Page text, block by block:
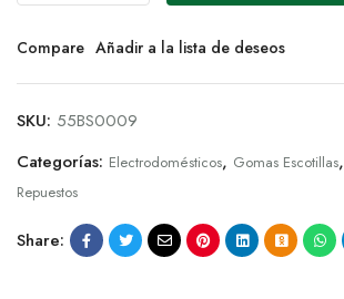
Compare Añadir a la lista de deseos
SKU: 55BS0009
Categorías: Electrodomésticos, Gomas Escotillas,
Repuestos
Share: